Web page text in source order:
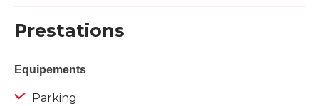
Prestations
Equipements
Parking